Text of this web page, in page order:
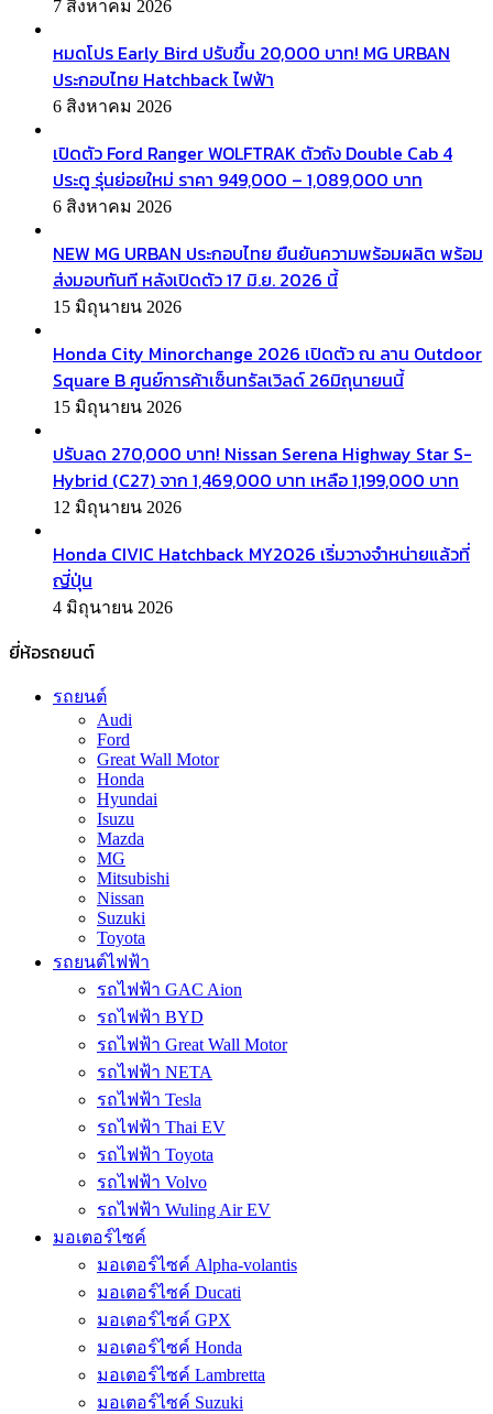
7 สิงหาคม 2026
หมดโปร Early Bird ปรับขึ้น 20,000 บาท! MG URBAN
ประกอบไทย Hatchback ไฟฟ้า
6 สิงหาคม 2026
เปิดตัว Ford Ranger WOLFTRAK ตัวถัง Double Cab 4
ประตู รุ่นย่อยใหม่ ราคา 949,000 – 1,089,000 บาท
6 สิงหาคม 2026
NEW MG URBAN ประกอบไทย ยืนยันความพร้อมผลิต พร้อม
ส่งมอบทันที หลังเปิดตัว 17 มิ.ย. 2026 นี้
15 มิถุนายน 2026
Honda City Minorchange 2026 เปิดตัว ณ ลาน Outdoor
Square B ศูนย์การค้าเซ็นทรัลเวิลด์ 26มิถุนายนนี้
15 มิถุนายน 2026
ปรับลด 270,000 บาท! Nissan Serena Highway Star S-
Hybrid (C27) จาก 1,469,000 บาท เหลือ 1,199,000 บาท
12 มิถุนายน 2026
Honda CIVIC Hatchback MY2026 เริ่มวางจำหน่ายแล้วที่
ญี่ปุ่น
4 มิถุนายน 2026
ยี่ห้อรถยนต์
รถยนต์
Audi
Ford
Great Wall Motor
Honda
Hyundai
Isuzu
Mazda
MG
Mitsubishi
Nissan
Suzuki
Toyota
รถยนต์ไฟฟ้า
รถไฟฟ้า GAC Aion
รถไฟฟ้า BYD
รถไฟฟ้า Great Wall Motor
รถไฟฟ้า NETA
รถไฟฟ้า Tesla
รถไฟฟ้า Thai EV
รถไฟฟ้า Toyota
รถไฟฟ้า Volvo
รถไฟฟ้า Wuling Air EV
มอเตอร์ไซค์
มอเตอร์ไซค์ Alpha-volantis
มอเตอร์ไซค์ Ducati
มอเตอร์ไซค์ GPX
มอเตอร์ไซค์ Honda
มอเตอร์ไซค์ Lambretta
มอเตอร์ไซค์ Suzuki